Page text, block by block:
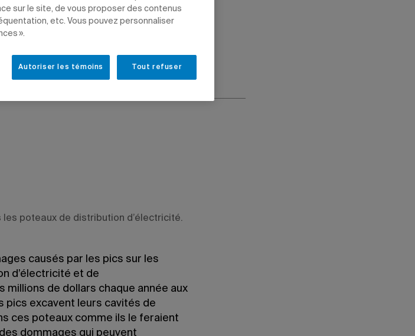
poteaux de distribution d’électricité.
causés par les pics sur les
d’électricité et de
de dollars chaque année aux
pics excavent leurs cavités de
ces poteaux comme ils le feraient
dommages qui peuvent
sur le site, de vous proposer des contenus
etc. Vous pouvez personnaliser
».
Tout refuser
Autoriser les témoins